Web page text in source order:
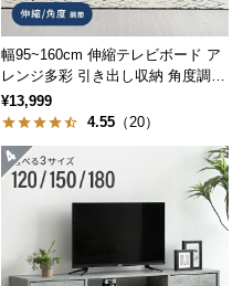
幅95~160cm 伸縮テレビボード ア
レンジ多彩 引き出し収納 角度調節
可能 モルタル調/木目調
¥13,999
4.55 （20）